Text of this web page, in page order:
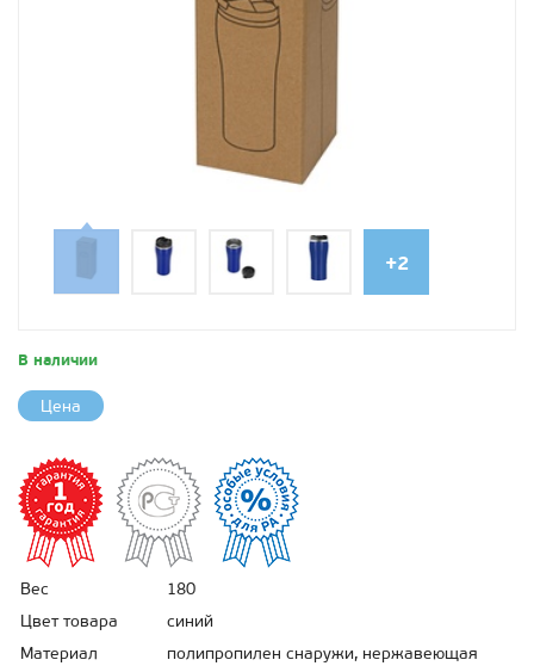
+2
В наличии
Цена
Вес
180
Цвет товара
синий
Материал
полипропилен снаружи, нержавеющая